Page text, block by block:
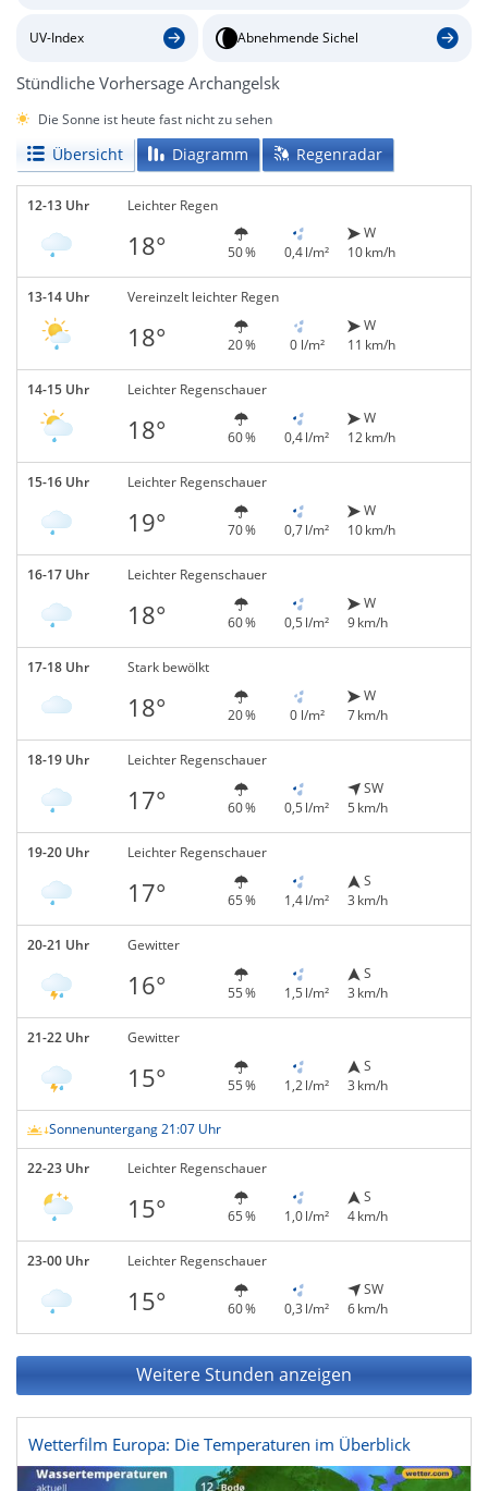
UV-Index Abnehmende Sichel
Stündliche Vorhersage Archangelsk
Die Sonne ist heute fast nicht zu sehen
Übersicht Diagramm Regenradar
12-13 Uhr Leichter Regen
18° 50 % 0,4 l/m²
W
10 km/h
13-14 Uhr Vereinzelt leichter Regen
18° 20 % 0 l/m²
W
11 km/h
14-15 Uhr Leichter Regenschauer
18° 60 % 0,4 l/m²
W
12 km/h
15-16 Uhr Leichter Regenschauer
19° 70 % 0,7 l/m²
W
10 km/h
16-17 Uhr Leichter Regenschauer
18° 60 % 0,5 l/m²
W
9 km/h
17-18 Uhr Stark bewölkt
18° 20 % 0 l/m²
W
7 km/h
18-19 Uhr Leichter Regenschauer
17° 60 % 0,5 l/m²
SW
5 km/h
19-20 Uhr Leichter Regenschauer
17° 65 % 1,4 l/m²
S
3 km/h
20-21 Uhr Gewitter
16° 55 % 1,5 l/m²
S
3 km/h
21-22 Uhr Gewitter
15° 55 % 1,2 l/m²
S
3 km/h
Sonnenuntergang 21:07 Uhr
22-23 Uhr Leichter Regenschauer
15° 65 % 1,0 l/m²
S
4 km/h
23-00 Uhr Leichter Regenschauer
15° 60 % 0,3 l/m²
SW
6 km/h
Weitere Stunden anzeigen
Wetterfilm Europa: Die Temperaturen im Überblick